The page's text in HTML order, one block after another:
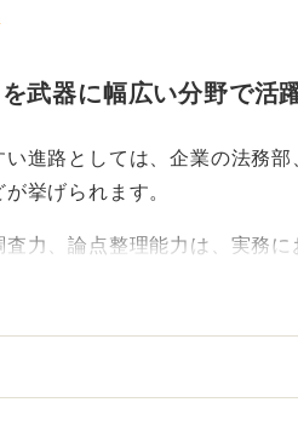
武器に幅広い分野で活
進路としては、企業の法務部
挙げられます。
力、論点整理能力は、実務に
な課題を設定し、どう結論を